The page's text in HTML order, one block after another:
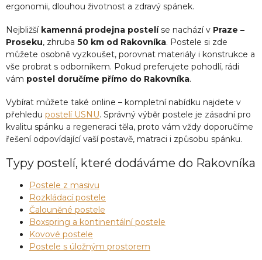
ergonomii, dlouhou životnost a zdravý spánek.
Nejbližší kamenná prodejna postelíse nachází v Praze –
Proseku, zhruba 50 km od Rakovníka. Postele si zde
můžete osobně vyzkoušet, porovnat materiály i konstrukce a
vše probrat s odborníkem. Pokud preferujete pohodlí, rádi
vám postel doručíme přímo do Rakovníka.
Vybírat můžete také online – kompletní nabídku najdete v
přehledu postelí USNU. Správný výběr postele je zásadní pro
kvalitu spánku a regeneraci těla, proto vám vždy doporučíme
řešení odpovídající vaší postavě, matraci i způsobu spánku.
Typy postelí, které dodáváme do Rakovníka
Postele z masivu
Rozkládací postele
Čalouněné postele
Boxspring a kontinentální postele
Kovové postele
Postele s úložným prostorem